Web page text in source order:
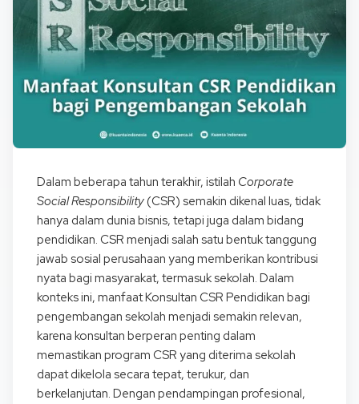
Dalam beberapa tahun terakhir, istilah Corporate
Social Responsibility (CSR) semakin dikenal luas, tidak
hanya dalam dunia bisnis, tetapi juga dalam bidang
pendidikan. CSR menjadi salah satu bentuk tanggung
jawab sosial perusahaan yang memberikan kontribusi
nyata bagi masyarakat, termasuk sekolah. Dalam
konteks ini, manfaat Konsultan CSR Pendidikan bagi
pengembangan sekolah menjadi semakin relevan,
karena konsultan berperan penting dalam
memastikan program CSR yang diterima sekolah
dapat dikelola secara tepat, terukur, dan
berkelanjutan. Dengan pendampingan profesional,